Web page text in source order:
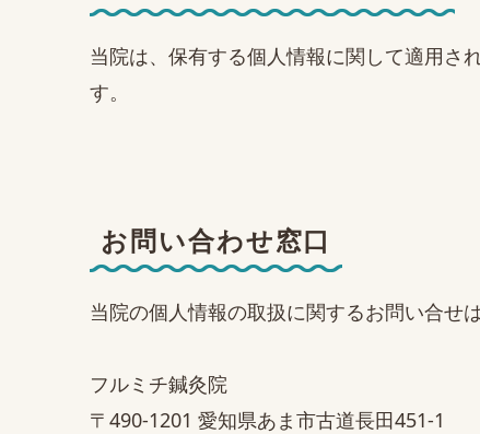
当院は、保有する個人情報に関して適用さ
す。
お問い合わせ窓口
当院の個人情報の取扱に関するお問い合せ
フルミチ鍼灸院
〒490-1201 愛知県あま市古道長田451-1